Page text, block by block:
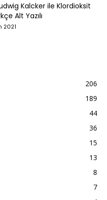
Kalcker ile Klordioksit
Alt Yazılı
2021
206
189
44
36
15
13
8
7